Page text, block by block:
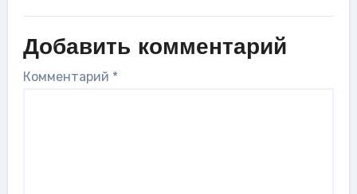
Добавить комментарий
Комментарий *